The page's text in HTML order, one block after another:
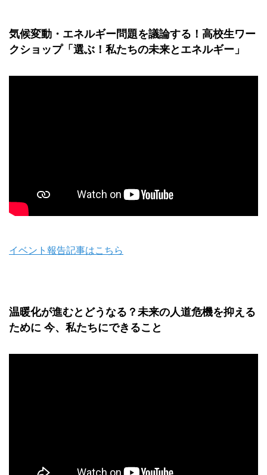
気候変動・エネルギー問題を議論する！高校生ワー
クショップ「選ぶ！私たちの未来とエネルギー」
イベント報告記事はこちら
温暖化が進むとどうなる？未来の人道危機を抑える
ために 今、私たちにできること